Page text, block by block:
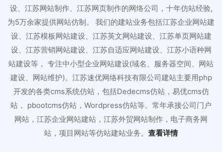
设、江苏网站制作、江苏网页制作的网络公司，十年仿站经验,
为5万余家提供网站仿制。 我们的建站业务包括江苏企业网站建
设、江苏模板网站建设、江苏英文网站建设、江苏单页网站建
设、江苏营销网站建设、江苏自适应网站建设、江苏小语种网
站建设等， 专注中小型企业网站建设(域名、服务器空间、网站
建设、网站维护)。江苏速优网络科技有限公司建站主要用php
开发的各类cms系统仿站，包括Dedecms仿站，易优cms仿
站， pbootcms仿站，Wordpress仿站等。常年承接公司门户
网站，江苏企业网站建站，江苏外贸网站制作，电子商务网
站，项目网站等仿站建站业务。 查看详情